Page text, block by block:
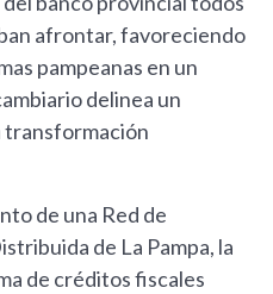
afrontar, favoreciendo
pampeanas en un
delinea un
transformación
de una Red de
de La Pampa, la
de créditos fiscales